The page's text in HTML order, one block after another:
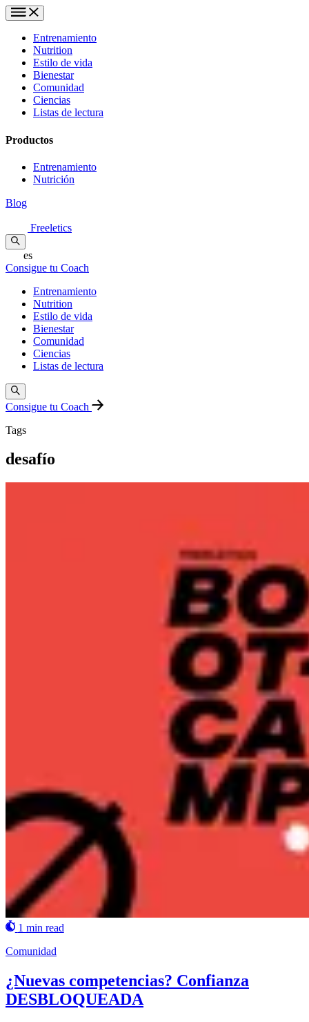
Entrenamiento
Nutrition
Estilo de vida
Bienestar
Comunidad
Ciencias
Listas de lectura
Productos
Entrenamiento
Nutrición
Blog
Freeletics
es
Consigue tu Coach
Entrenamiento
Nutrition
Estilo de vida
Bienestar
Comunidad
Ciencias
Listas de lectura
Consigue tu Coach
Tags
desafío
1 min read
Comunidad
¿Nuevas competencias? Confianza
DESBLOQUEADA